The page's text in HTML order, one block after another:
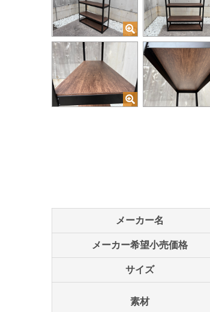
メーカー名
メーカー希望小売価格
サイズ
素材